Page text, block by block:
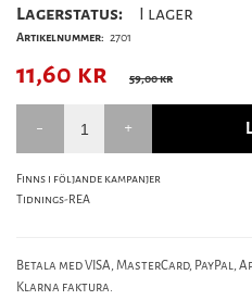
Lagerstatus: I lager
Artikelnummer: 2701
11,60 kr 59,00 kr
Finns i följande kampanjer
Tidnings-REA
Betala med VISA, MasterCard, PayPal,
Klarna faktura.